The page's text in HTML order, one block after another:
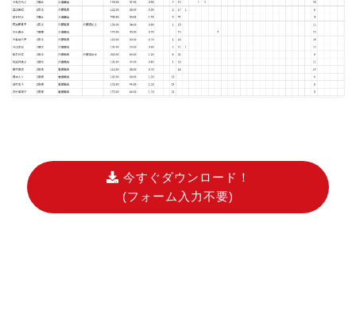
今すぐダウンロード！
(フォーム入力不要)